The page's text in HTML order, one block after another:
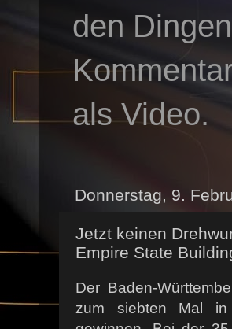
den
als Video.
Donnerstag, 9.
Jetzt keinen
Empire State
Der Baden-
zum siebten Mal